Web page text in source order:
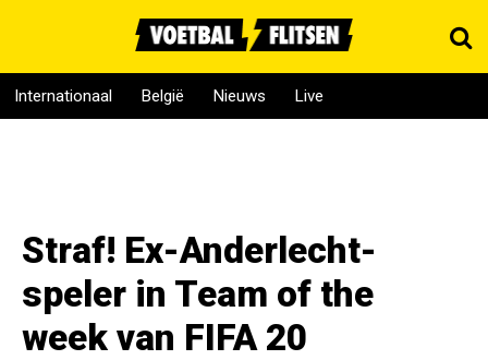
Internationaal België Nieuws Live
Straf! Ex-Anderlecht-
speler in Team of the
week van FIFA 20